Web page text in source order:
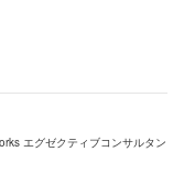
外」にばかりある
常に不足し、迷い
ンをもとに、「自
エグゼクティブコンサルタン